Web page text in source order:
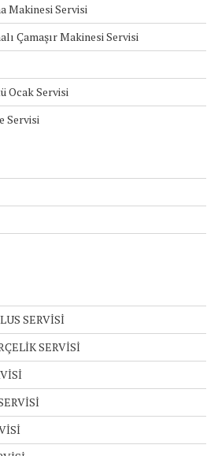
Makinesi Servisi
Çamaşır Makinesi Servisi
Ocak Servisi
Servisi
SERVİSİ
SERVİSİ